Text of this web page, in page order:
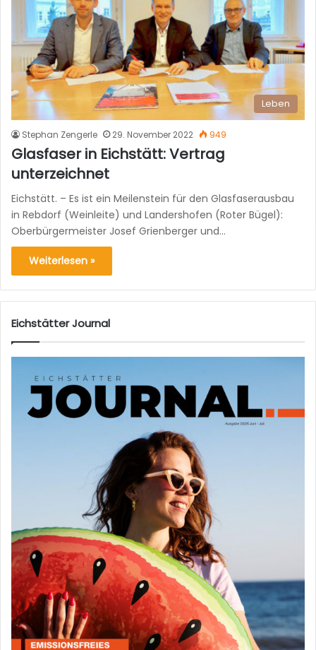
Leben
Stephan Zengerle 29. November 2022 949
Glasfaser in Eichstätt: Vertrag
unterzeichnet
Eichstätt. – Es ist ein Meilenstein für den Glasfaserausbau
in Rebdorf (Weinleite) und Landershofen (Roter Bügel):
Oberbürgermeister Josef Grienberger und…
Weiterlesen »
Eichstätter Journal